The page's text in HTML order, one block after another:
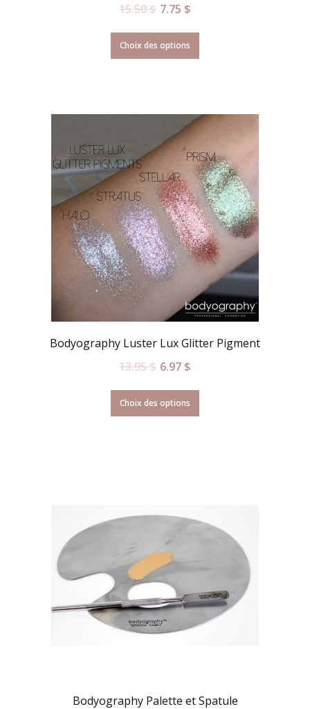
15.50$ 7.75 $
Choix des options
Bodyography Luster Lux Glitter Pigment
13.95$ 6.97 $
Choix des options
Bodyography Palette et Spatule